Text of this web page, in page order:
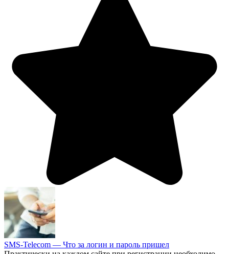
SMS-Telecom — Что за логин и пароль пришел